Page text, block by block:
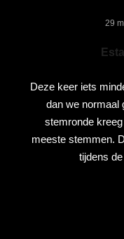
29
Deze keer iets
dan we normaal
stemronde
meeste stemmen.
tijdens